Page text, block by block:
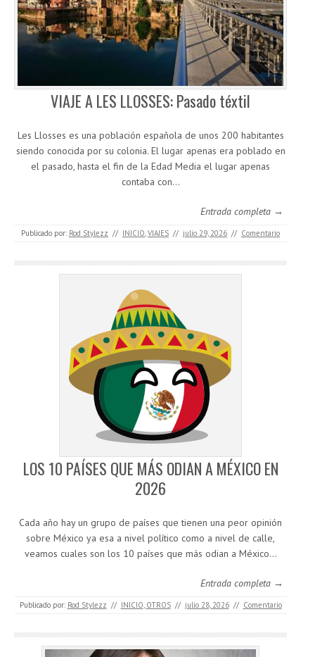
VIAJE A LES LLOSSES: Pasado téxtil
Les Llosses es una población española de unos 200 habitantes
siendo conocida por su colonia. El lugar apenas era poblado en
el pasado, hasta el fin de la Edad Media el lugar apenas
contaba con…
Entrada completa →
Publicado por: Rod Stylezz // INICIO,VIAJES // julio 29, 2026 // Comentario
LOS 10 PAÍSES QUE MÁS ODIAN A MÉXICO EN
2026
Cada año hay un grupo de países que tienen una peor opinión
sobre México ya esa a nivel político como a nivel de calle,
veamos cuales son los 10 países que más odian a México…
Entrada completa →
Publicado por: Rod Stylezz // INICIO, OTROS // julio 28, 2026 // Comentario